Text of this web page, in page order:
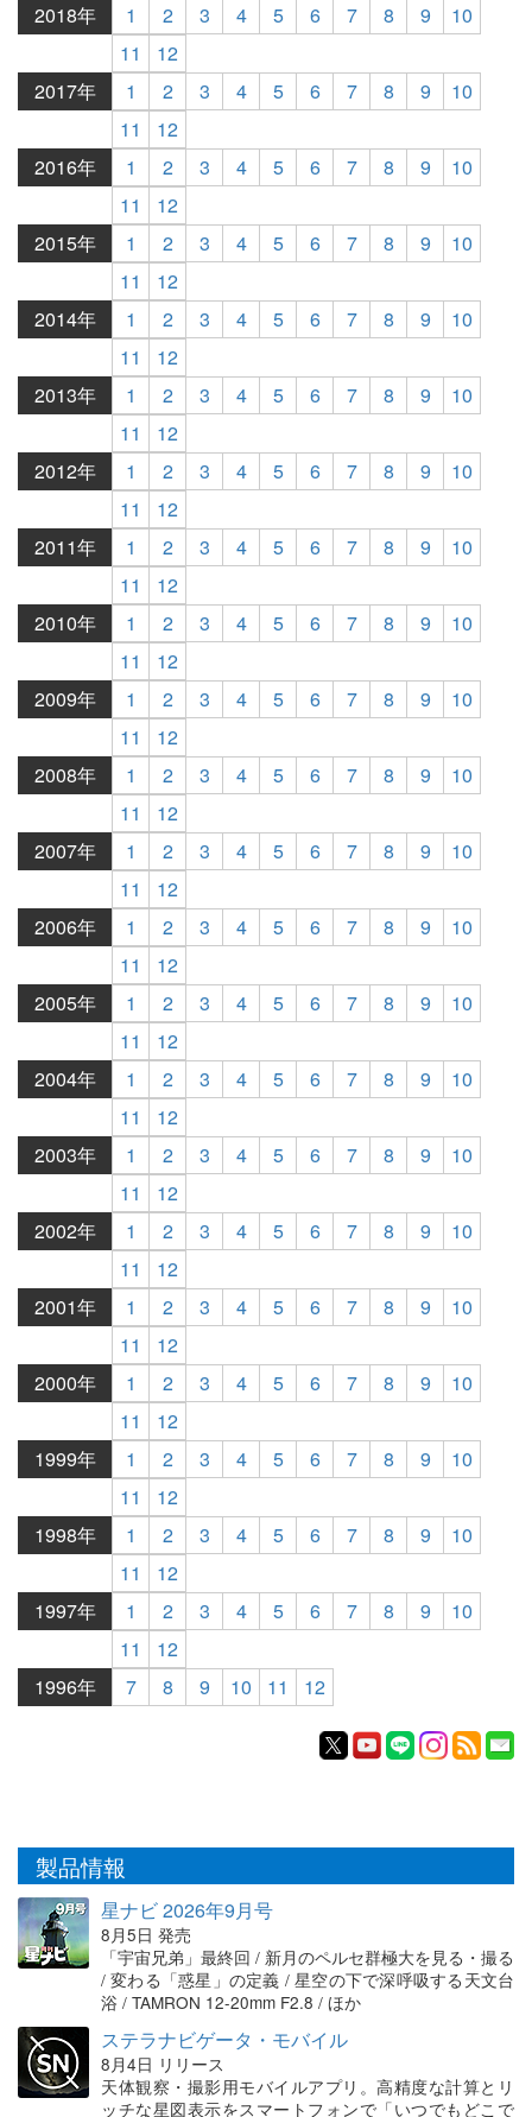
2018年
1 2 3 4 5 6 7 8 9
10
11
12
2017年
1 2 3 4 5 6 7 8 9
10
11
12
2016年
1 2 3 4 5 6 7 8 9
10
11
12
2015年
1 2 3 4 5 6 7 8 9
10
11
12
2014年
1 2 3 4 5 6 7 8 9
10
11
12
2013年
1 2 3 4 5 6 7 8 9
10
11
12
2012年
1 2 3 4 5 6 7 8 9
10
11
12
2011年
1 2 3 4 5 6 7 8 9
10
11
12
2010年
1 2 3 4 5 6 7 8 9
10
11
12
2009年
1 2 3 4 5 6 7 8 9
10
11
12
2008年
1 2 3 4 5 6 7 8 9
10
11
12
2007年
1 2 3 4 5 6 7 8 9
10
11
12
2006年
1 2 3 4 5 6 7 8 9
10
11
12
2005年
1 2 3 4 5 6 7 8 9
10
11
12
2004年
1 2 3 4 5 6 7 8 9
10
11
12
2003年
1 2 3 4 5 6 7 8 9
10
11
12
2002年
1 2 3 4 5 6 7 8 9
10
11
12
2001年
1 2 3 4 5 6 7 8 9
10
11
12
2000年
1 2 3 4 5 6 7 8 9
10
11
12
1999年
1 2 3 4 5 6 7 8 9
10
11
12
1998年
1 2 3 4 5 6 7 8 9
10
11
12
1997年
1 2 3 4 5 6 7 8 9
10
11
12
1996年
7 8 9 10 11 12
製品情報
星ナビ 2026年9月号
8月5日 発売
「宇宙兄弟」最終回 / 新月のペルセ群極大を見る・撮る
/ 変わる「惑星」の定義 / 星空の下で深呼吸する天文台
浴 / TAMRON 12-20mm F2.8 / ほか
ステラナビゲータ・モバイル
8月4日 リリース
天体観察・撮影用モバイルアプリ。高精度な計算とリ
ッチな星図表示をスマートフォンで「いつでもどこで